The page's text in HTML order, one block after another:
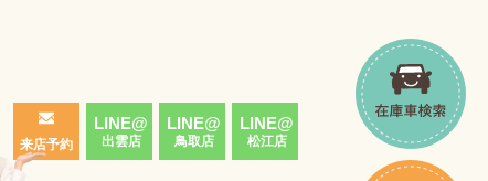
来店予約
LINE@
出雲店
LINE@
鳥取店
LINE@
松江店